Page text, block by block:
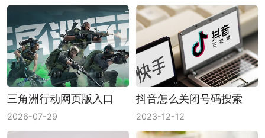
三角洲行动网页版入口
2026-07-29
抖音怎么关闭号码搜索
2023-12-12